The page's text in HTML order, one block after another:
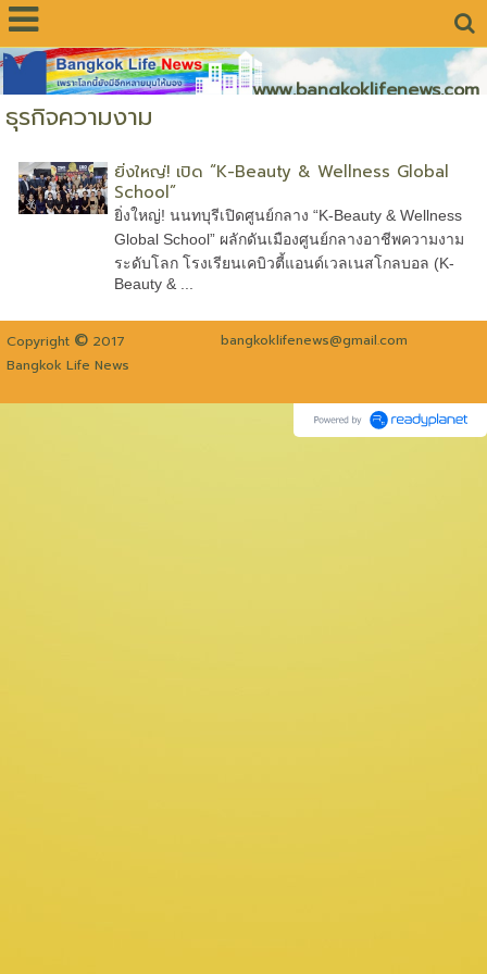
www.bangkoklifenews.com
ธุรกิจความงาม
ยิ่งใหญ่! เปิด “K-Beauty & Wellness Global
School”
ยิ่งใหญ่! นนทบุรีเปิดศูนย์กลาง “K-Beauty & Wellness
Global School” ผลักดันเมืองศูนย์กลางอาชีพความงาม
ระดับโลก โรงเรียนเคบิวตี้แอนด์เวลเนสโกลบอล (K-
Beauty & ...
Copyright © 2017
bangkoklifenews@gmail.com
Bangkok Life News